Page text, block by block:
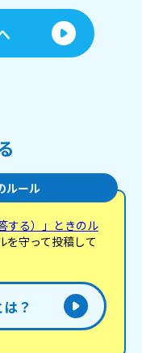
ルール
する）」ときのル
を守って投稿して
？